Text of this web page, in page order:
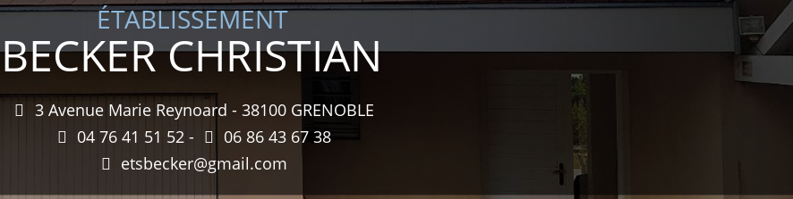
ÉTABLISSEMENT
BECKER CHRISTIAN
3 Avenue Marie Reynoard - 38100 GRENOBLE
04 76 41 51 52 -
06 86 43 67 38
etsbecker@gmail.com